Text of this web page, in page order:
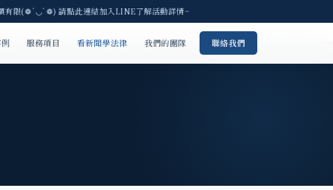
(❁´◡`❁) 請點此連結加入LINE了解活動詳情~
服務項目 看新聞學法律 我們的團隊 聯絡我們